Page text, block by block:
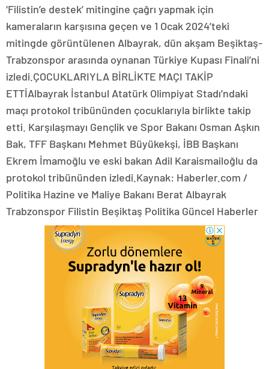
‘Filistin’e destek’ mitingine çağrı yapmak için
kameraların karşısına geçen ve 1 Ocak 2024’teki
mitingde görüntülenen Albayrak, dün akşam Beşiktaş-
Trabzonspor arasında oynanan Türkiye Kupası Finali’ni
izledi.ÇOCUKLARIYLA BİRLİKTE MAÇI TAKİP
ETTİAlbayrak İstanbul Atatürk Olimpiyat Stadı’ndaki
maçı protokol tribününden çocuklarıyla birlikte takip
etti. Karşılaşmayı Gençlik ve Spor Bakanı Osman Aşkın
Bak, TFF Başkanı Mehmet Büyükekşi, İBB Başkanı
Ekrem İmamoğlu ve eski bakan Adil Karaismailoğlu da
protokol tribününden izledi.Kaynak: Haberler.com /
Politika Hazine ve Maliye Bakanı Berat Albayrak
Trabzonspor Filistin Beşiktaş Politika Güncel Haberler